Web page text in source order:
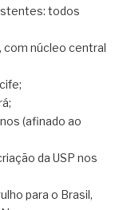
todos
com núcleo central
(afinado ao
da USP nos
para o Brasil,